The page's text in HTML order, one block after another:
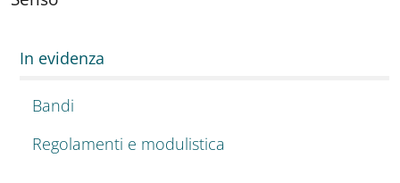
In evidenza
Bandi
Regolamenti e modulistica